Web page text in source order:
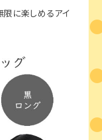
限に楽しめるアイ